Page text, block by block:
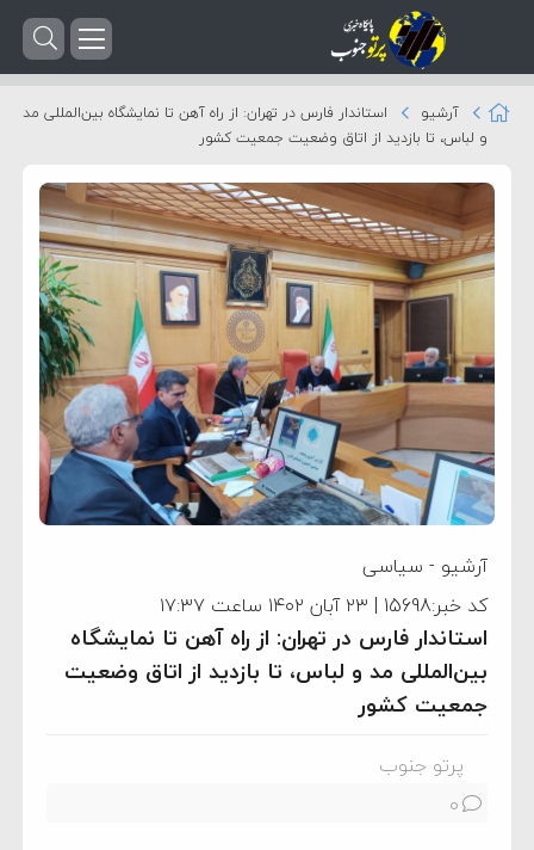
آرشیو
استاندار فارس در تهران: از راه آهن تا نمایشگاه بین‌المللی مد
و لباس، تا بازدید از اتاق وضعیت جمعیت کشور
آرشیو - سیاسی
کد خبر:15698 | ۲۳ آبان ۱۴۰۲ ساعت ۱۷:۳۷
استاندار فارس در تهران: از راه آهن تا نمایشگاه
بین‌المللی مد و لباس، تا بازدید از اتاق وضعیت
جمعیت کشور
پرتو جنوب
0